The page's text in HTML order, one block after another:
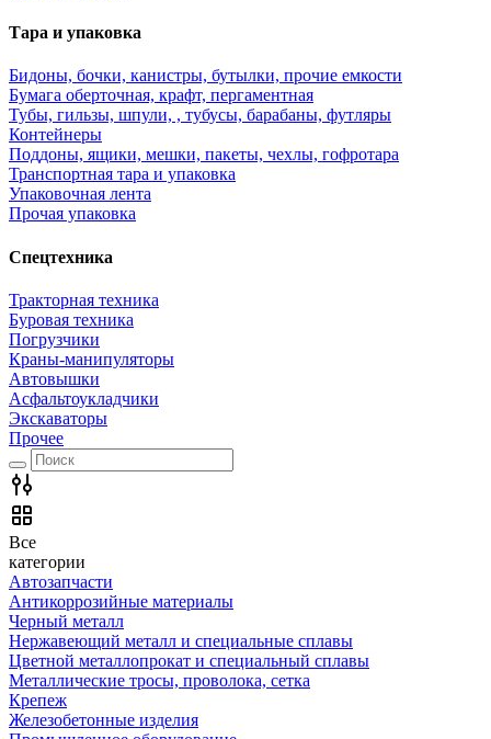
Тара и упаковка
Бидоны, бочки, канистры, бутылки, прочие емкости
Бумага оберточная, крафт, пергаментная
Тубы, гильзы, шпули, , тубусы, барабаны, футляры
Контейнеры
Поддоны, ящики, мешки, пакеты, чехлы, гофротара
Транспортная тара и упаковка
Упаковочная лента
Прочая упаковка
Спецтехника
Тракторная техника
Буровая техника
Погрузчики
Краны-манипуляторы
Автовышки
Асфальтоукладчики
Экскаваторы
Прочее
Все
категории
Автозапчасти
Антикоррозийные материалы
Черный металл
Нержавеющий металл и специальные сплавы
Цветной металлопрокат и специальный сплавы
Металлические тросы, проволока, сетка
Крепеж
Железобетонные изделия